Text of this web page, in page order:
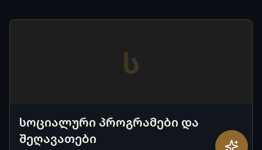
ს
სოციალური პროგრამები და
შეღავათები